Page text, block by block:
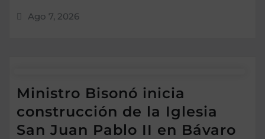
Ago 7, 2026
Ministro Bisonó inicia
construcción de la Iglesia
San Juan Pablo II en Bávaro